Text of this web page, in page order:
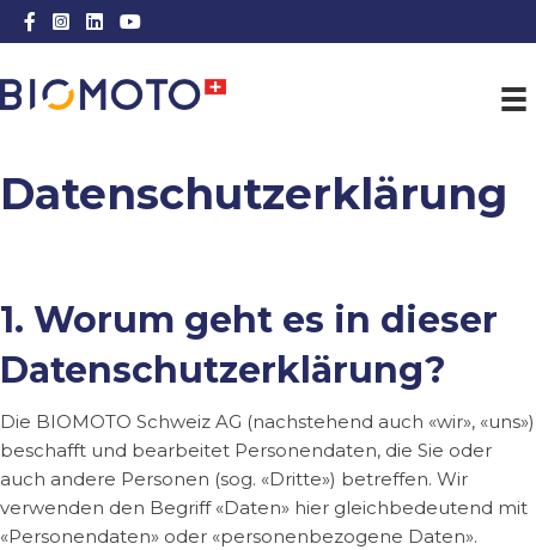
Facebook Link
Instagram Link
LinkedIn Link
Youtube Link
Datenschutzerklärung
1. Worum geht es in dieser
Datenschutzerklärung?
Die BIOMOTO Schweiz AG (nachstehend auch «wir», «uns»)
beschafft und bearbeitet Personendaten, die Sie oder
auch andere Personen (sog. «Dritte») betreffen. Wir
verwenden den Begriff «Daten» hier gleichbedeutend mit
«Personendaten» oder «personenbezogene Daten».